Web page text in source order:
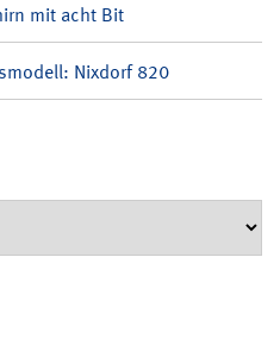
mit acht Bit
Nixdorf 820